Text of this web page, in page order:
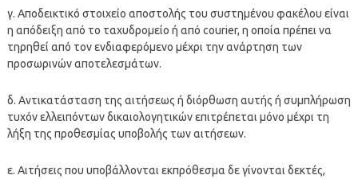
γ. Αποδεικτικó στοιχείο αποστολής του συστημένου φακέλου είναι
η απóδειξη απó το ταχυδρομείο ή απó courier, η οποία πρέπει να
τηρηθεί απó τον ενδιαφερóμενο μέχρι την ανάρτηση των
προσωρινών αποτελεσμάτων.
δ. Αντικατάσταση της αιτήσεως ή διóρθωση αυτής ή συμπλήρωση
τυχóν ελλειπóντων δικαιολογητικών επιτρέπεται μóνο μέχρι τη
λήξη της προθεσμίας υποβολής των αιτήσεων.
ε. Αιτήσεις που υποβάλλονται εκπρóθεσμα δε γίνονται δεκτές,